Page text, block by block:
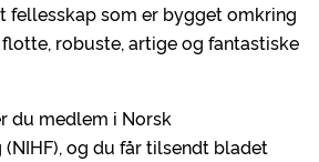
fellesskap som er bygget omkring
robuste, artige og fantastiske
du medlem i Norsk
og du får tilsendt bladet